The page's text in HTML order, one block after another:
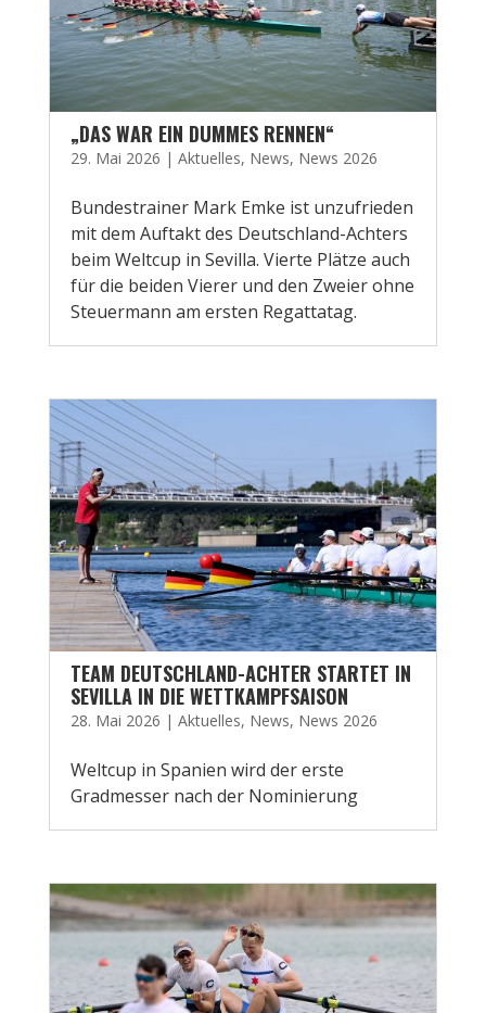
„DAS WAR EIN DUMMES RENNEN“
29. Mai 2026 | Aktuelles, News, News 2026
Bundestrainer Mark Emke ist unzufrieden
mit dem Auftakt des Deutschland-Achters
beim Weltcup in Sevilla. Vierte Plätze auch
für die beiden Vierer und den Zweier ohne
Steuermann am ersten Regattatag.
TEAM DEUTSCHLAND-ACHTER STARTET IN
SEVILLA IN DIE WETTKAMPFSAISON
28. Mai 2026 | Aktuelles, News, News 2026
Weltcup in Spanien wird der erste
Gradmesser nach der Nominierung